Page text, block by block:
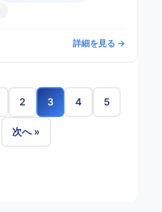
詳細を見る →
2 3 4 5
次へ »